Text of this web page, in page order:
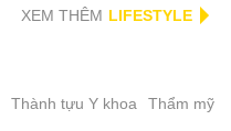
XEM THÊM
Thành tựu Y khoa Thẩm mỹ